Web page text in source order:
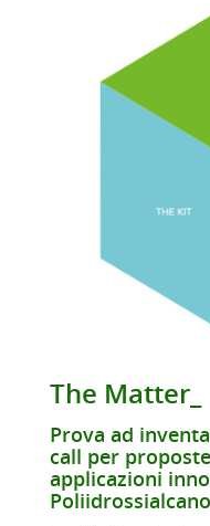
The Matter_
Prova ad
call per
applicazioni